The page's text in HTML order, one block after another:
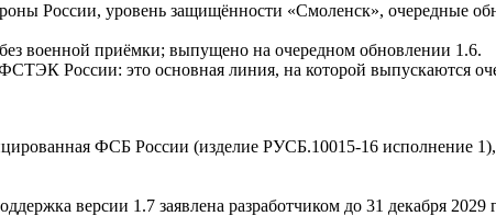
России, уровень защищённости «Смоленск», очередные
военной приёмки; выпущено на очередном обновлении 1.6.
России: это основная линия, на которой выпускаются
ФСБ России (изделие РУСБ.10015-16 исполнение
версии 1.7 заявлена разработчиком до 31 декабря 2029